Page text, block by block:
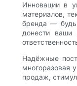
Инновации в
материалов,
бренда — будь
донести ваши
Надёжные
многоразовая
продаж,